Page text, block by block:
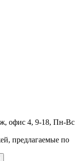
офис 4, 9-18, Пн-Вс
предлагаемые по